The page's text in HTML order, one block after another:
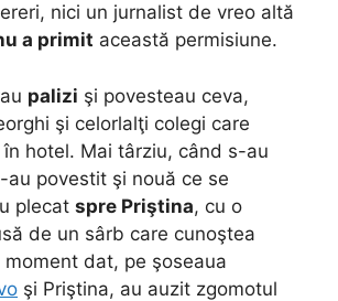
nici un jurnalist de vreo altă
a primit această permisiune.
palizi şi povesteau ceva,
şi celorlalţi colegi care
în hotel. Mai târziu, când s-au
au povestit şi nouă ce se
plecat spre Priştina, cu o
de un sârb care cunoştea
dat, pe şoseaua
şi Priştina, au auzit zgomotul